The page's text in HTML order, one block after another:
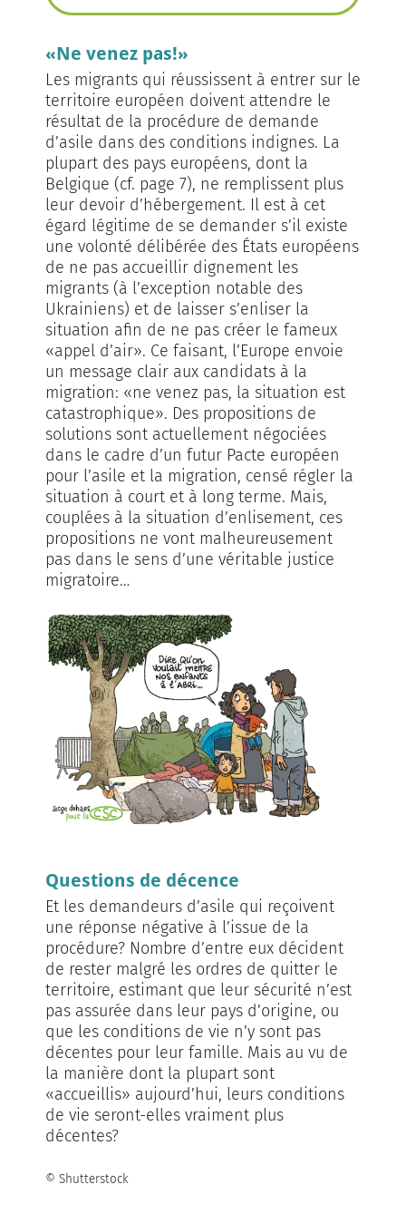
«Ne venez pas!»
Les migrants qui réussissent à entrer sur le
territoire européen doivent attendre le
résultat de la procédure de demande
d’asile dans des conditions indignes. La
plupart des pays européens, dont la
Belgique (cf. page 7), ne remplissent plus
leur devoir d’hébergement. Il est à cet
égard légitime de se demander s’il existe
une volonté délibérée des États européens
de ne pas accueillir dignement les
migrants (à l’exception notable des
Ukrainiens) et de laisser s’enliser la
situation afin de ne pas créer le fameux
«appel d’air». Ce faisant, l’Europe envoie
un message clair aux candidats à la
migration: «ne venez pas, la situation est
catastrophique». Des propositions de
solutions sont actuellement négociées
dans le cadre d’un futur Pacte européen
pour l’asile et la migration, censé régler la
situation à court et à long terme. Mais,
couplées à la situation d’enlisement, ces
propositions ne vont malheureusement
pas dans le sens d’une véritable justice
migratoire…
Questions de décence
Et les demandeurs d’asile qui reçoivent
une réponse négative à l’issue de la
procédure? Nombre d’entre eux décident
de rester malgré les ordres de quitter le
territoire, estimant que leur sécurité n’est
pas assurée dans leur pays d’origine, ou
que les conditions de vie n’y sont pas
décentes pour leur famille. Mais au vu de
la manière dont la plupart sont
«accueillis» aujourd’hui, leurs conditions
de vie seront-elles vraiment plus
décentes?
© Shutterstock